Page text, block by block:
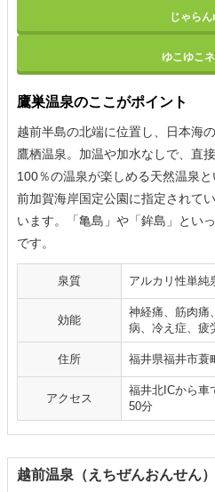
じゃら
ゆこゆこ
鷹巣温泉のここがポイント
越前半島の北端に位置し、日本海
鷹栖温泉。加温や加水なしで、直
100％の温泉が楽しめる天然温泉
前加賀海岸国定公園に指定されて
います。「亀島」や「鉾島」とい
です。
泉質 アルカリ性単純
効能
神経痛、筋肉痛
病、冷え症、疲
住所 福井県福井市蓑
アクセス
福井北ICから
50分
越前温泉（えちぜんおんせん）